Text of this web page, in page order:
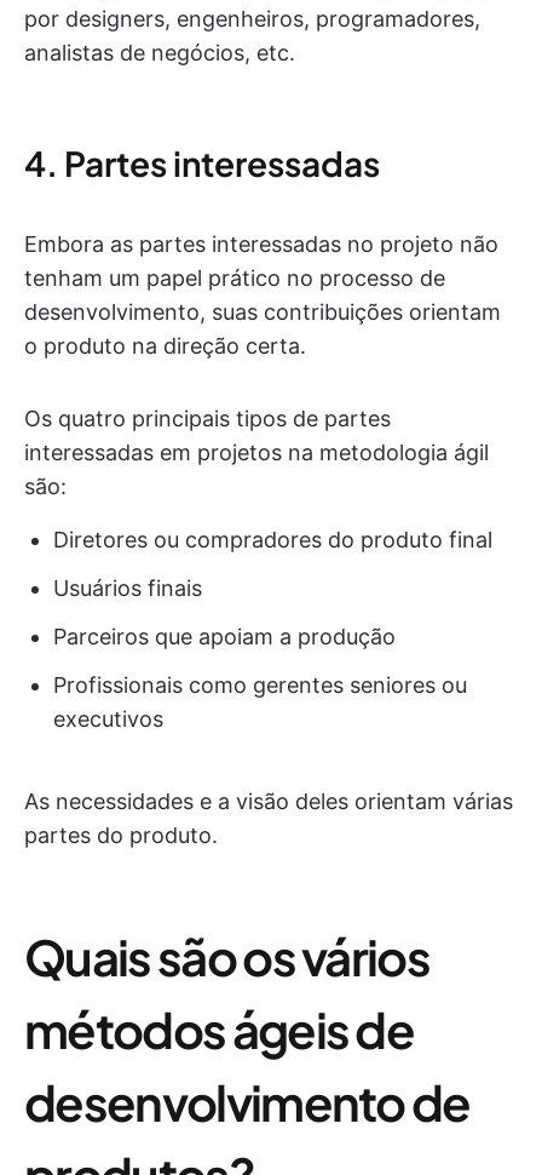
por designers, engenheiros, programadores,
analistas de negócios, etc.
4. Partes interessadas
Embora as partes interessadas no projeto não
tenham um papel prático no processo de
desenvolvimento, suas contribuições orientam
o produto na direção certa.
Os quatro principais tipos de partes
interessadas em projetos na metodologia ágil
são:
Diretores ou compradores do produto final
Usuários finais
Parceiros que apoiam a produção
Profissionais como gerentes seniores ou
executivos
As necessidades e a visão deles orientam várias
partes do produto.
Quais são os vários
métodos ágeis de
desenvolvimento de